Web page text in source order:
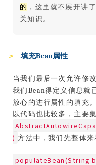
的 ，这里就不展开讲
关知识。
填充Bean属性
当我们最后一次允许修
我们Bean得定义信息就
放心的进行属性的填充
以代码也比较多，主要
) 方法中，我们先整体来
populateBean(String